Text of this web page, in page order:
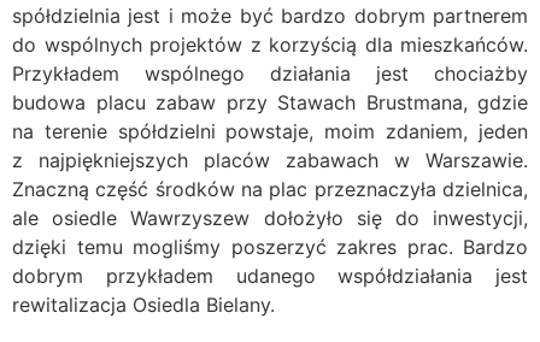
spółdzielnia jest i może być bardzo dobrym partnerem
do wspólnych projektów z korzyścią dla mieszkańców.
Przykładem wspólnego działania jest chociażby
budowa placu zabaw przy Stawach Brustmana, gdzie
na terenie spółdzielni powstaje, moim zdaniem, jeden
z najpiękniejszych placów zabawach w Warszawie.
Znaczną część środków na plac przeznaczyła dzielnica,
ale osiedle Wawrzyszew dołożyło się do inwestycji,
dzięki temu mogliśmy poszerzyć zakres prac. Bardzo
dobrym przykładem udanego współdziałania jest
rewitalizacja Osiedla Bielany.